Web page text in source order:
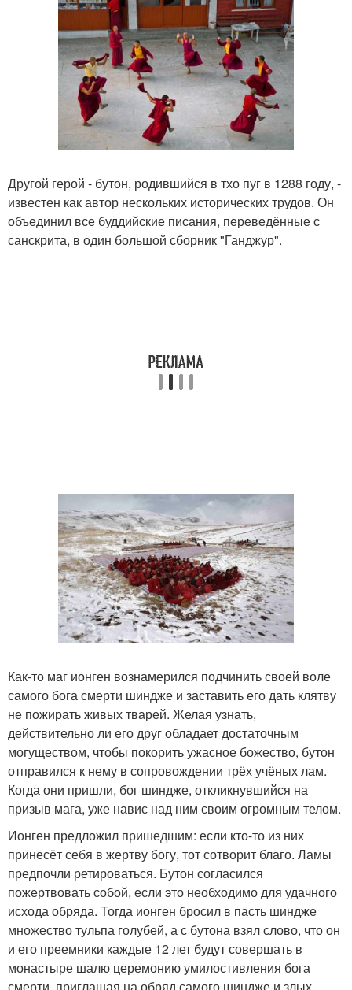
Другой герой - бутон, родившийся в тхо пуг в 1288 году, -
известен как автор нескольких исторических трудов. Он
объединил все буддийские писания, переведённые с
санскрита, в один большой сборник "Ганджур".
Как-то маг ионген вознамерился подчинить своей воле
самого бога смерти шиндже и заставить его дать клятву
не пожирать живых тварей. Желая узнать,
действительно ли его друг обладает достаточным
могуществом, чтобы покорить ужасное божество, бутон
отправился к нему в сопровождении трёх учёных лам.
Когда они пришли, бог шиндже, откликнувшийся на
призыв мага, уже навис над ним своим огромным телом.
Ионген предложил пришедшим: если кто-то из них
принесёт себя в жертву богу, тот сотворит благо. Ламы
предпочли ретироваться. Бутон согласился
пожертвовать собой, если это необходимо для удачного
исхода обряда. Тогда ионген бросил в пасть шиндже
множество тульпа голубей, а с бутона взял слово, что он
и его преемники каждые 12 лет будут совершать в
монастыре шалю церемонию умилостивления бога